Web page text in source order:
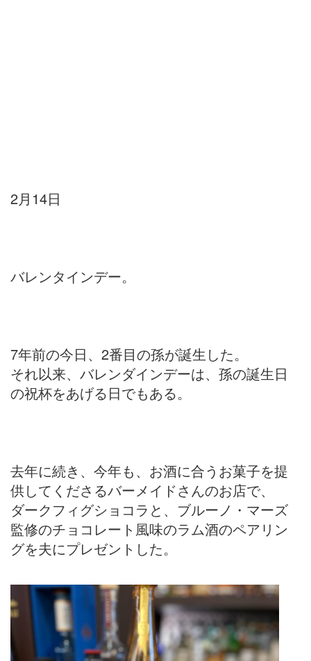
2月14日
バレンタインデー。
7年前の今日、2番目の孫が誕生した。
それ以来、バレンダインデーは、孫の誕生日
の祝杯をあげる日でもある。
去年に続き、今年も、お酒に合うお菓子を提
供してくださるバーメイドさんのお店で、
ダークフィグショコラと、ブルーノ・マーズ
監修のチョコレート風味のラム酒のペアリン
グを夫にプレゼントした。